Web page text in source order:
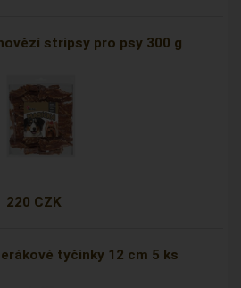
stripsy pro psy 300 g
220 CZK
tyčinky 12 cm 5 ks